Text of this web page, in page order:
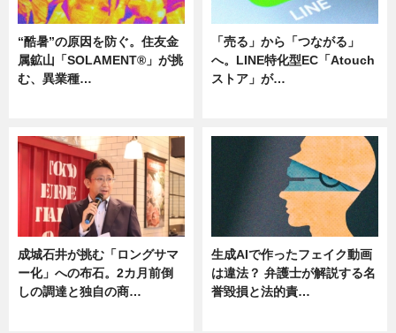
“酷暑”の原因を防ぐ。住友金
属鉱山「SOLAMENT®」が挑
む、異業種…
「売る」から「つながる」
へ。LINE特化型EC「Atouch
ストア」が…
成城石井が挑む「ロングサマ
ー化」への布石。2カ月前倒
しの調達と独自の商…
生成AIで作ったフェイク動画
は違法？ 弁護士が解説する名
誉毀損と法的責…